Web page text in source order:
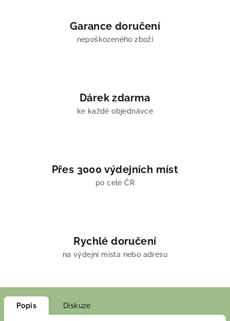
Garance doručení
nepoškozeného zboží
Dárek zdarma
ke každé objednávce
Přes 3000 výdejních míst
po celé ČR
Rychlé doručení
na výdejní místa nebo adresu
Popis Diskuze